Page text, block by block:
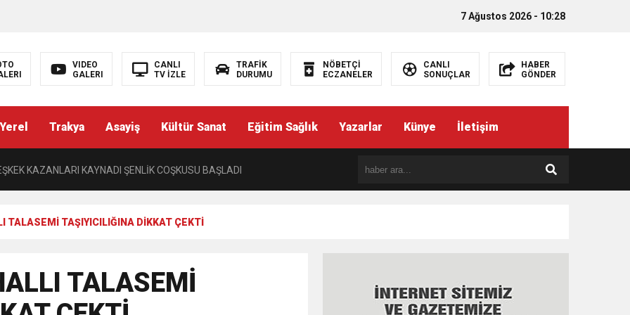
7 Ağustos 2026 - 10:28
VIDEO
GALERI
CANLI
TV İZLE
TRAFİK
DURUMU
NÖBETÇİ
ECZANELER
CANLI
SONUÇLAR
HABER
GÖNDER
Yerel Trakya Asayiş Kültür Sanat Eğitim Sağlık Yazarlar Künye İletişim
“AYNI İŞİ YAPAN ÜÇ AYRI STATÜ NE HUKUKA NE VİCDANA SIĞAR”
PERDEYİ AÇAN KAYMAKAM
KAZANLARI KAYNADI ŞENLİK COŞKUSU BAŞLADI
BASIN MENSUPLARINA VEFA BULUŞMASI
TALASEMİ TAŞIYICILIĞINA DİKKAT ÇEKTİ
TALASEMİ